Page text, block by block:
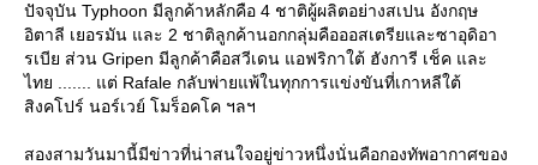
ปัจจุบัน Typhoon มีลูกค้าหลักคือ 4 ชาติผู้ผลิตอย่างสเปน อังกฤษ
อิตาลี เยอรมัน และ 2 ชาติลูกค้านอกกลุ่มคือออสเตรียและซาอุดิอา
รเบีย ส่วน Gripen มีลูกค้าคือสวีเดน แอฟริกาใต้ ฮังการี เช็ค และ
ไทย ....... แต่ Rafale กลับพ่ายแพ้ในทุกการแข่งขันที่เกาหลีใต้
สิงคโปร์ นอร์เวย์ โมร็อคโค ฯลฯ
สองสามวันมานี้มีข่าวที่น่าสนใจอยู่ข่าวหนึ่งนั่นคือกองทัพอากาศของ